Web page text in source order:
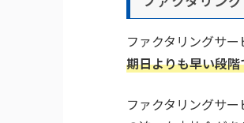
ファクタリングサー
期日よりも早い段
ファクタリングサ